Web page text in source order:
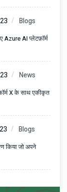
Blogs
Azure AI प्लेटफ़ॉर्म
News
X के साथ एकीकृत
Blogs
किया जो अपने